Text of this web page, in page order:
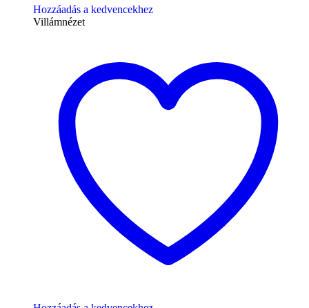
Hozzáadás a kedvencekhez
Villámnézet